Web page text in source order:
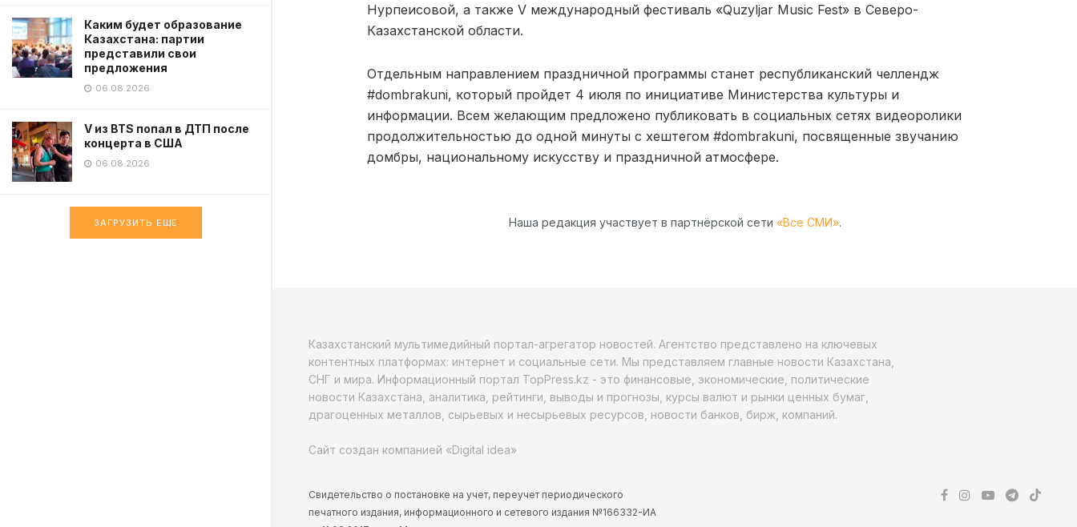
Каким будет образование
Казахстана: партии
представили свои
предложения
06.08.2026
V из BTS попал в ДТП после
концерта в США
06.08.2026
ЗАГРУЗИТЬ ЕЩЕ
Нурпеисовой, а также V международный фестиваль «Quzyljar Music Fest» в Северо-
Казахстанской области.
Отдельным направлением праздничной программы станет республиканский челлендж
#dombrakuni, который пройдет 4 июля по инициативе Министерства культуры и
информации. Всем желающим предложено публиковать в социальных сетях видеоролики
продолжительностью до одной минуты с хештегом #dombrakuni, посвященные звучанию
домбры, национальному искусству и праздничной атмосфере.
Наша редакция участвует в партнёрской сети «Все СМИ».
Казахстанский мультимедийный портал-агрегатор новостей. Агентство представлено на ключевых
контентных платформах: интернет и социальные сети. Мы представляем главные новости Казахстана,
СНГ и мира. Информационный портал TopPress.kz - это финансовые, экономические, политические
новости Казахстана, аналитика, рейтинги, выводы и прогнозы, курсы валют и рынки ценных бумаг,
драгоценных металлов, сырьевых и несырьевых ресурсов, новости банков, бирж, компаний.
Сайт создан компанией «Digital idea»
Свидетельство о постановке на учет, переучет периодического
печатного издания, информационного и сетевого издания №166332-ИА